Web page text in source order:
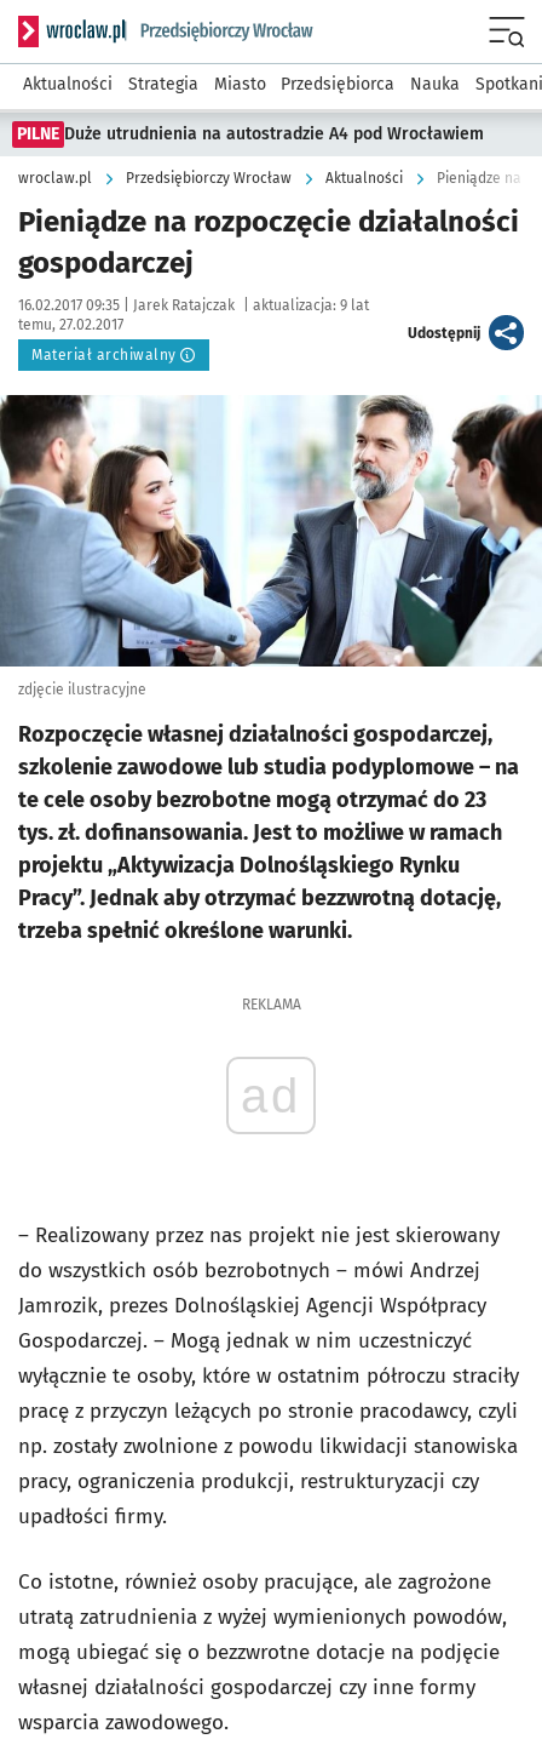
Serwis informacyjny wroclaw.pl podserwis: Strategia
Aktualności Strategia Miasto Przedsiębiorca Nauka
PILNE Duże utrudnienia na autostradzie A4 pod Wrocławiem
wroclaw.pl Przedsiębiorczy Wrocław Aktualności Pieniądze na
Pieniądze na rozpoczęcie działalności
gospodarczej
Data publikacji:
16.02.2017 09:35 | Autor:
Jarek Ratajczak aktualizacja: 9 lat
temu, 27.02.2017
Materiał archiwalny
Udostępnijartykuł
Kliknij, aby powiększyć
zdjęcie ilustracyjne
Rozpoczęcie własnej działalności gospodarczej,
szkolenie zawodowe lub studia podyplomowe – na
te cele osoby bezrobotne mogą otrzymać do 23
tys. zł. dofinansowania. Jest to możliwe w ramach
projektu „Aktywizacja Dolnośląskiego Rynku
Pracy”. Jednak aby otrzymać bezzwrotną dotację,
trzeba spełnić określone warunki.
REKLAMA
ad
– Realizowany przez nas projekt nie jest skierowany
do wszystkich osób bezrobotnych – mówi Andrzej
Jamrozik, prezes Dolnośląskiej Agencji Współpracy
Gospodarczej. – Mogą jednak w nim uczestniczyć
wyłącznie te osoby, które w ostatnim półroczu straciły
pracę z przyczyn leżących po stronie pracodawcy, czyli
np. zostały zwolnione z powodu likwidacji stanowiska
pracy, ograniczenia produkcji, restrukturyzacji czy
upadłości firmy.
Co istotne, również osoby pracujące, ale zagrożone
utratą zatrudnienia z wyżej wymienionych powodów,
mogą ubiegać się o bezzwrotne dotacje na podjęcie
własnej działalności gospodarczej czy inne formy
wsparcia zawodowego.